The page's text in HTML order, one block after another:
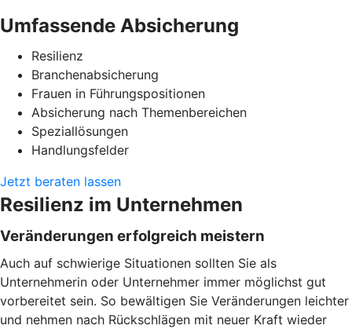
Umfassende Absicherung
Resilienz
Branchenabsicherung
Frauen in Führungspositionen
Absicherung nach Themenbereichen
Speziallösungen
Handlungsfelder
Jetzt beraten lassen
Resilienz im Unternehmen
Veränderungen erfolgreich meistern
Auch auf schwierige Situationen sollten Sie als
Unternehmerin oder Unternehmer immer möglichst gut
vorbereitet sein. So bewältigen Sie Veränderungen leichter
und nehmen nach Rückschlägen mit neuer Kraft wieder